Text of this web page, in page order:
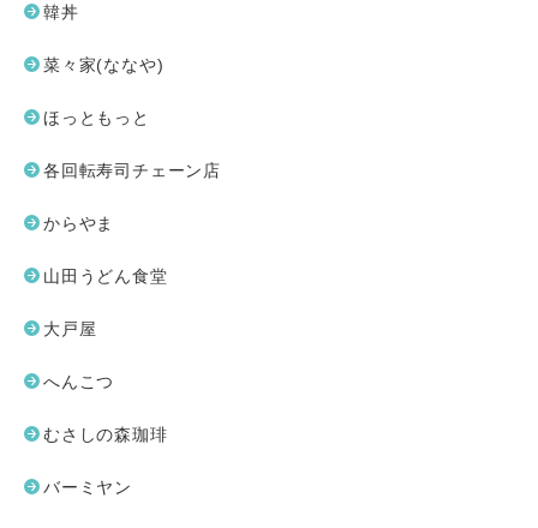
韓丼
菜々家(ななや)
ほっともっと
各回転寿司チェーン店
からやま
山田うどん食堂
大戸屋
へんこつ
むさしの森珈琲
バーミヤン